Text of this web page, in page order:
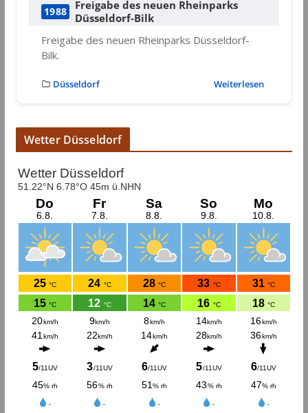
1988
Freigabe des neuen Rheinparks
Düsseldorf-Bilk
Freigabe des neuen Rheinparks Düsseldorf-
Bilk.
Düsseldorf Weiterlesen
Wetter Düsseldorf